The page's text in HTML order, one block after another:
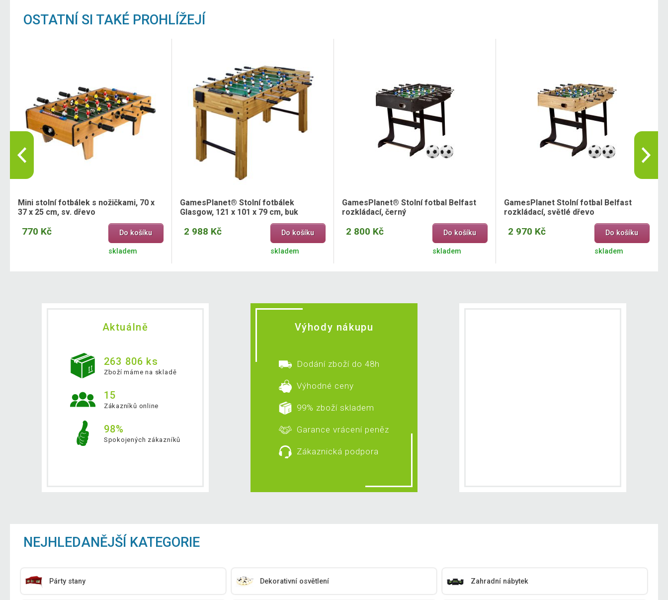
OSTATNÍ SI TAKÉ PROHLÍŽEJÍ
Mini stolní fotbálek s nožičkami, 70 x
37 x 25 cm, sv. dřevo
770 Kč Do košíku
skladem
GamesPlanet® Stolní fotbálek
Glasgow, 121 x 101 x 79 cm, buk
2 988 Kč Do košíku
skladem
GamesPlanet® Stolní fotbal Belfast
rozkládací, černý
2 800 Kč Do košíku
skladem
GamesPlanet Stolní fotbal Belfast
rozkládací, světlé dřevo
2 970 Kč Do košíku
skladem
Aktuálně
263 806 ks
Zboží máme na skladě
15
Zákazníků online
98%
Spokojených zákazníků
Výhody nákupu
Dodání zboží do 48h
Výhodné ceny
99% zboží skladem
Garance vrácení peněz
Zákaznická podpora
NEJHLEDANĚJŠÍ KATEGORIE
Párty stany Dekorativní osvětlení Zahradní nábytek